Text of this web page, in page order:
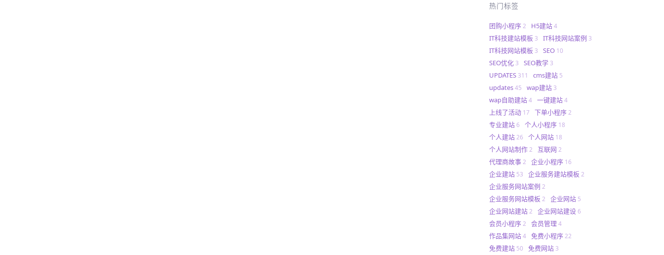
热门标签
团购小程序 2 H5建站 4
IT科技建站模板 3 IT科技网站案例 3
IT科技网站模板 3 SEO 10
SEO优化 3 SEO教学 3
UPDATES 311 cms建站 5
updates 45 wap建站 3
wap自助建站 4 一键建站 4
上线了活动 17 下单小程序 2
专业建站 6 个人小程序 18
个人建站 26 个人网站 18
个人网站制作 2 互联网 2
代理商故事 2 企业小程序 16
企业建站 53 企业服务建站模板 2
企业服务网站案例 2
企业服务网站模板 2 企业网站 5
企业网站建站 2 企业网站建设 6
会员小程序 2 会员管理 4
作品集网站 4 免费小程序 22
免费建站 50 免费网站 3